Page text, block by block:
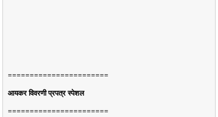
=======================
आयकर विवरणी प्रपत्र स्पेशल
=======================